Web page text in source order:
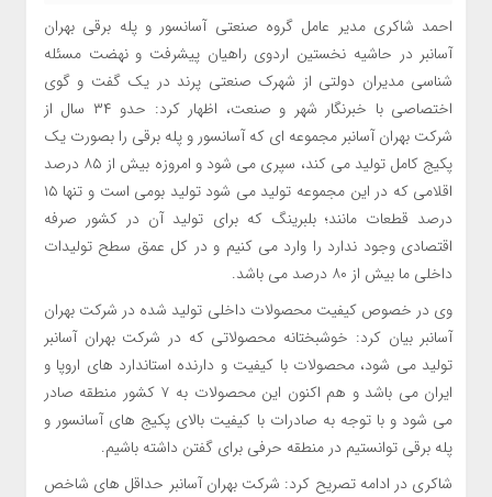
احمد شاکری مدیر عامل گروه صنعتی آسانسور و پله برقی بهران
آسانبر در حاشیه نخستین اردوی راهیان پیشرفت و نهضت مسئله
شناسی مدیران دولتی از شهرک صنعتی پرند در یک گفت و گوی
اختصاصی با خبرنگار شهر و صنعت، اظهار کرد: حدو ۳۴ سال از
شرکت بهران آسانبر مجموعه ای که آسانسور و پله برقی را بصورت یک
پکیج کامل تولید می کند، سپری می شود و امروزه بیش از ۸۵ درصد
اقلامی که در این مجموعه تولید می شود تولید بومی است و تنها ۱۵
درصد قطعات مانند؛ بلبرینگ که برای تولید آن در کشور صرفه
اقتصادی وجود ندارد را وارد می کنیم و در کل عمق سطح تولیدات
داخلی ما بیش از ۸۰ درصد می باشد.
وی در خصوص کیفیت محصولات داخلی تولید شده در شرکت بهران
آسانبر بیان کرد: خوشبختانه محصولاتی که در شرکت بهران آسانبر
تولید می شود، محصولات با کیفیت و دارنده استاندارد های اروپا و
ایران می باشد و هم اکنون این محصولات به ۷ کشور منطقه صادر
می شود و با توجه به صادرات با کیفیت بالای پکیج های آسانسور و
پله برقی توانستیم در منطقه حرفی برای گفتن داشته باشیم.
شاکری در ادامه تصریح کرد: شرکت بهران آسانبر حداقل های شاخص